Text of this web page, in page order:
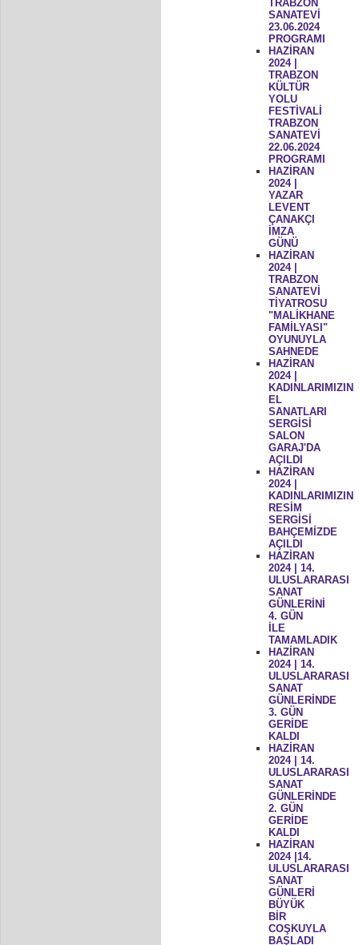
TRABZON
SANATEVİ
23.06.2024
PROGRAMI
HAZİRAN
2024 |
TRABZON
KÜLTÜR
YOLU
FESTİVALİ
TRABZON
SANATEVİ
22.06.2024
PROGRAMI
HAZİRAN
2024 |
YAZAR
LEVENT
ÇANAKÇI
İMZA
GÜNÜ
HAZİRAN
2024 |
TRABZON
SANATEVİ
TİYATROSU
"MALİKHANE
FAMİLYASI"
OYUNUYLA
SAHNEDE
HAZİRAN
2024 |
KADINLARIMIZIN
EL
SANATLARI
SERGİSİ
SALON
GARAJ'DA
AÇILDI
HAZİRAN
2024 |
KADINLARIMIZIN
RESİM
SERGİSİ
BAHÇEMİZDE
AÇILDI
HAZİRAN
2024 | 14.
ULUSLARARASI
SANAT
GÜNLERİNİ
4. GÜN
İLE
TAMAMLADIK
HAZİRAN
2024 | 14.
ULUSLARARASI
SANAT
GÜNLERİNDE
3. GÜN
GERİDE
KALDI
HAZİRAN
2024 | 14.
ULUSLARARASI
SANAT
GÜNLERİNDE
2. GÜN
GERİDE
KALDI
HAZİRAN
2024 |14.
ULUSLARARASI
SANAT
GÜNLERİ
BÜYÜK
BİR
COŞKUYLA
BAŞLADI